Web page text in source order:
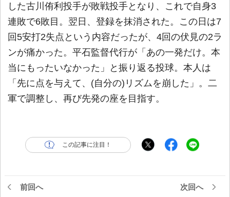
した古川侑利投手が敗戦投手となり、これで自身3
連敗で6敗目。翌日、登録を抹消された。この日は7
回5安打2失点という内容だったが、4回の伏見の2ラ
ンが痛かった。平石監督代行が「あの一発だけ。本
当にもったいなかった」と振り返る投球。本人は
「先に点を与えて、(自分の)リズムを崩した」。二
軍で調整し、再び先発の座を目指す。
この記事に注目！
前回へ 次回へ